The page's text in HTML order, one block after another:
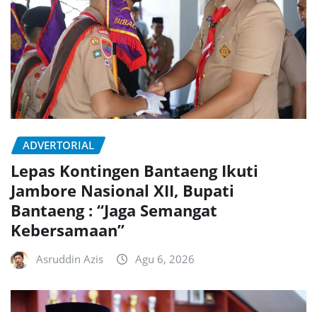
ADVERTORIAL
Lepas Kontingen Bantaeng Ikuti
Jambore Nasional XII, Bupati
Bantaeng : “Jaga Semangat
Kebersamaan”
Asruddin Azis Agu 6, 2026